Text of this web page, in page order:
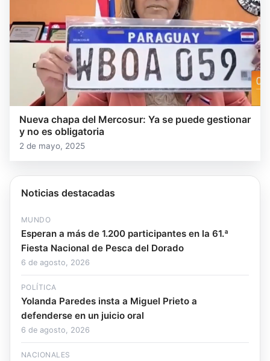
Nueva chapa del Mercosur: Ya se puede gestionar
y no es obligatoria
2 de mayo, 2025
Noticias destacadas
MUNDO
Esperan a más de 1.200 participantes en la 61.ª
Fiesta Nacional de Pesca del Dorado
6 de agosto, 2026
POLÍTICA
Yolanda Paredes insta a Miguel Prieto a
defenderse en un juicio oral
6 de agosto, 2026
NACIONALES